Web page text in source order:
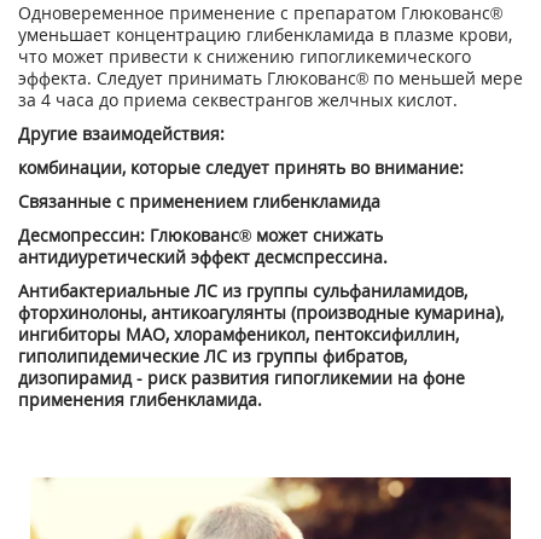
Одновеременное применение с препаратом Глюкованс®
уменьшает концентрацию глибенкламида в плазме крови,
что может привести к снижению гипогликемического
эффекта. Следует принимать Глюкованс® по меньшей мере
за 4 часа до приема секвестрангов желчных кислот.
Другие взаимодействия:
комбинации, которые следует принять во внимание:
Связанные с применением глибенкламида
Десмопрессин: Глюкованс® может снижать
антидиуретический эффект десмспрессина.
Антибактериальные ЛС из группы сульфаниламидов,
фторхинолоны, антикоагулянты (производные кумарина),
ингибиторы МАО, хлорамфеникол, пентоксифиллин,
гиполипидемические ЛС из группы фибратов,
дизопирамид - риск развития гипогликемии на фоне
применения глибенкламида.